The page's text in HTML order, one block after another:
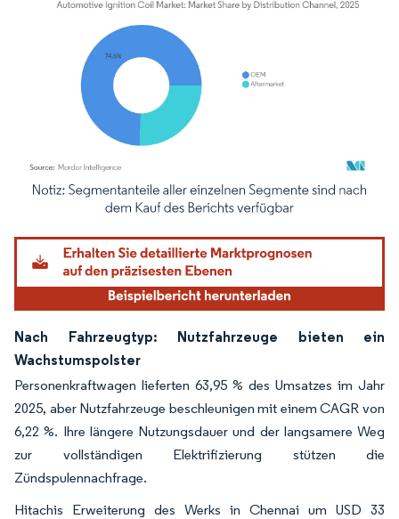
Bild © Mordor Intelligence. Wiederverwendung erfordert Namensnennung
Nach Fahrzeugtyp: Nutzfahrzeuge bieten ein
Wachstumspolster
Personenkraftwagen lieferten 63,95 % des Umsatzes im Jahr
2025, aber Nutzfahrzeuge beschleunigen mit einem CAGR von
6,22 %. Ihre längere Nutzungsdauer und der langsamere Weg
zur vollständigen Elektrifizierung stützen die
Zündspulennachfrage.
Hitachis Erweiterung des Werks in Chennai um USD 33